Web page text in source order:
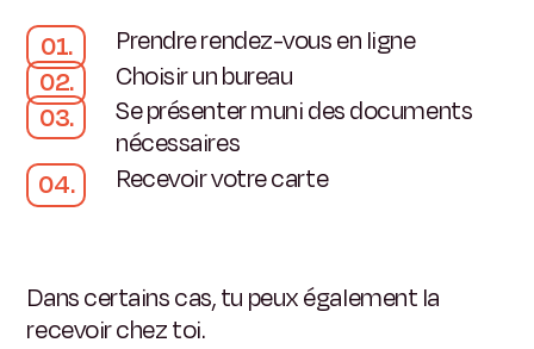
Prendre rendez-vous en ligne
Choisir un bureau
Se présenter muni des documents
nécessaires
Recevoir votre carte
Dans certains cas, tu peux également la
recevoir chez toi.